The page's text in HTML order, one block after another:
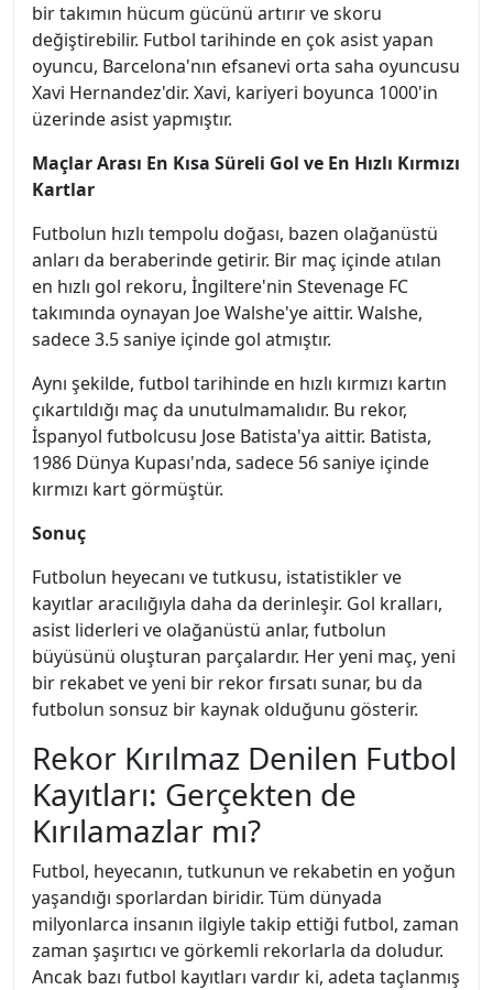
bir takımın hücum gücünü artırır ve skoru
değiştirebilir. Futbol tarihinde en çok asist yapan
oyuncu, Barcelona'nın efsanevi orta saha oyuncusu
Xavi Hernandez'dir. Xavi, kariyeri boyunca 1000'in
üzerinde asist yapmıştır.
Maçlar Arası En Kısa Süreli Gol ve En Hızlı Kırmızı
Kartlar
Futbolun hızlı tempolu doğası, bazen olağanüstü
anları da beraberinde getirir. Bir maç içinde atılan
en hızlı gol rekoru, İngiltere'nin Stevenage FC
takımında oynayan Joe Walshe'ye aittir. Walshe,
sadece 3.5 saniye içinde gol atmıştır.
Aynı şekilde, futbol tarihinde en hızlı kırmızı kartın
çıkartıldığı maç da unutulmamalıdır. Bu rekor,
İspanyol futbolcusu Jose Batista'ya aittir. Batista,
1986 Dünya Kupası'nda, sadece 56 saniye içinde
kırmızı kart görmüştür.
Sonuç
Futbolun heyecanı ve tutkusu, istatistikler ve
kayıtlar aracılığıyla daha da derinleşir. Gol kralları,
asist liderleri ve olağanüstü anlar, futbolun
büyüsünü oluşturan parçalardır. Her yeni maç, yeni
bir rekabet ve yeni bir rekor fırsatı sunar, bu da
futbolun sonsuz bir kaynak olduğunu gösterir.
Rekor Kırılmaz Denilen Futbol
Kayıtları: Gerçekten de
Kırılamazlar mı?
Futbol, heyecanın, tutkunun ve rekabetin en yoğun
yaşandığı sporlardan biridir. Tüm dünyada
milyonlarca insanın ilgiyle takip ettiği futbol, zaman
zaman şaşırtıcı ve görkemli rekorlarla da doludur.
Ancak bazı futbol kayıtları vardır ki, adeta taçlanmış